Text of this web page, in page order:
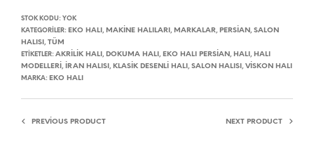
STOK KODU: YOK
KATEGORILER: EKO HALI, MAKINE HALILARI, MARKALAR, PERSIAN, SALON
HALISI, TÜM
ETIKETLER: AKRILIK HALI, DOKUMA HALI, EKO HALI PERSIAN, HALI, HALI
MODELLERI, IRAN HALISI, KLASIK DESENLI HALI, SALON HALISI, VISKON HALI
MARKA: EKO HALI
PREVIOUS PRODUCT NEXT PRODUCT